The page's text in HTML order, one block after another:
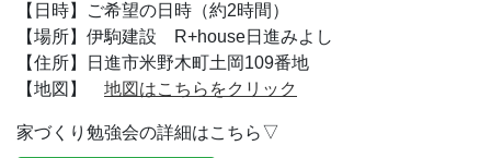
【日時】ご希望の日時（約2時間）
【場所】伊駒建設 R+house日進みよし
【住所】日進市米野木町土岡109番地
【地図】 地図はこちらをクリック
家づくり勉強会の詳細はこちら▽